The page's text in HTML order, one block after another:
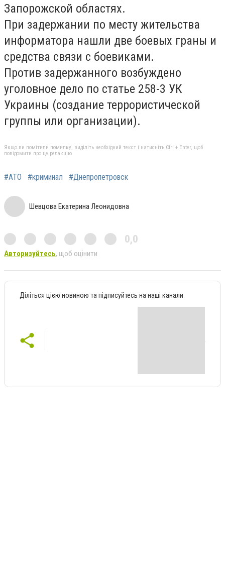
Запорожской областях.
При задержании по месту жительства
информатора нашли две боевых граны и
средства связи с боевиками.
Против задержанного возбуждено
уголовное дело по статье 258-3 УК
Украины (создание террористической
группы или организации).
Якщо ви помітили помилку, виділіть необхідний текст і натисніть Ctrl + Enter, щоб
повідомити про це редакцію
#АТО #криминал #Днепропетровск
Шевцова Екатерина Леонидовна
0,0
Авторизуйтесь, щоб оцінити
Діліться цією новиною та підписуйтесь на наші канали